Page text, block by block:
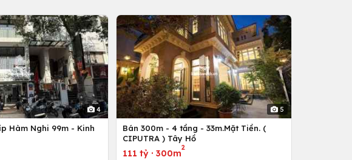
4
Hàm Nghi 99m - Kinh
5
Bán 300m - 4 tầng - 33m.Mặt Tiền. (
CIPUTRA ) Tây Hồ
111 tỷ· 300m
2